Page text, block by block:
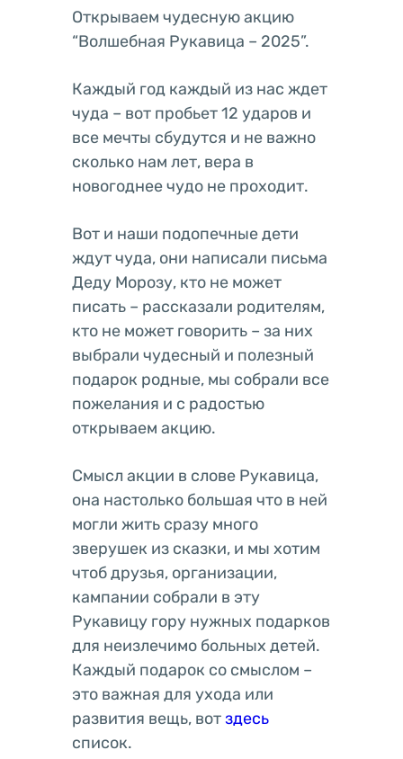
Открываем чудесную акцию
“Волшебная Рукавица – 2025”.
Каждый год каждый из нас ждет
чуда – вот пробьет 12 ударов и
все мечты сбудутся и не важно
сколько нам лет, вера в
новогоднее чудо не проходит.
Вот и наши подопечные дети
ждут чуда, они написали письма
Деду Морозу, кто не может
писать – рассказали родителям,
кто не может говорить – за них
выбрали чудесный и полезный
подарок родные, мы собрали все
пожелания и с радостью
открываем акцию.
Смысл акции в слове Рукавица,
она настолько большая что в ней
могли жить сразу много
зверушек из сказки, и мы хотим
чтоб друзья, организации,
кампании собрали в эту
Рукавицу гору нужных подарков
для неизлечимо больных детей.
Каждый подарок со смыслом –
это важная для ухода или
развития вещь, вотздесь
список.